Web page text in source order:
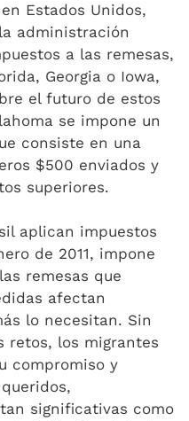
Estados Unidos,
administración
a las remesas,
Georgia o Iowa,
el futuro de estos
se impone un
consiste en una
$500 enviados y
superiores.
aplican impuestos
de 2011, impone
remesas que
afectan
lo necesitan. Sin
retos, los migrantes
compromiso y
significativas como